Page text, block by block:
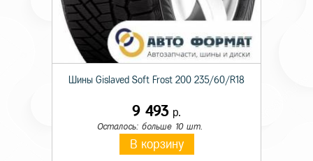
Шины Gislaved Soft Frost 200 235/60/R18
9 493 р.
Осталось: больше 10 шт.
В корзину